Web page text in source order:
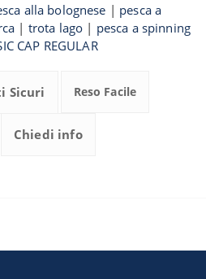
alla bolognese | pesca a
| trota lago | pesca a spinning
CAP REGULAR
Sicuri Reso Facile
Chiedi info